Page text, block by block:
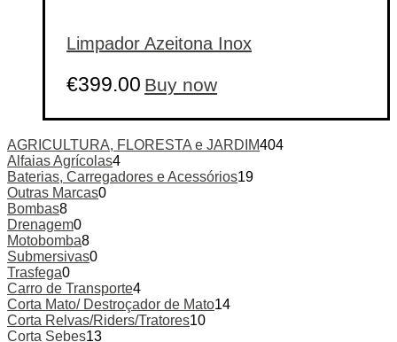
Limpador Azeitona Inox
€399.00 Buy now
AGRICULTURA, FLORESTA e JARDIM404
Alfaias Agrícolas4
Baterias, Carregadores e Acessórios19
Outras Marcas0
Bombas8
Drenagem0
Motobomba8
Submersivas0
Trasfega0
Carro de Transporte4
Corta Mato/ Destroçador de Mato14
Corta Relvas/Riders/Tratores10
Corta Sebes13